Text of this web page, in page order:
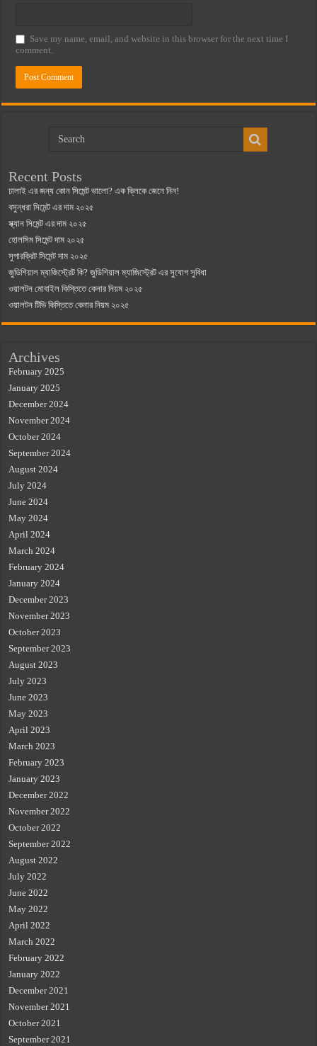
Save my name, email, and website in this browser for the next time I
comment.
Recent Posts
ঢালাই এর জন্য কোন সিমেন্ট ভালো? এক ক্লিকে জেনে নিন!
বসুন্ধরা সিমেন্ট এর দাম ২০২৫
স্ক্যান সিমেন্ট এর দাম ২০২৫
হোলসিম সিমেন্ট দাম ২০২৫
সুপারক্রিট সিমেন্ট দাম ২০২৫
জুডিশিয়াল ম্যাজিস্ট্রেট কি? জুডিশিয়াল ম্যাজিস্ট্রেট এর সুযোগ সুবিধা
ওয়ালটন মোবাইল কিস্তিতে কেনার নিয়ম ২০২৫
ওয়ালটন টিভি কিস্তিতে কেনার নিয়ম ২০২৫
Archives
February 2025
January 2025
December 2024
November 2024
October 2024
September 2024
August 2024
July 2024
June 2024
May 2024
April 2024
March 2024
February 2024
January 2024
December 2023
November 2023
October 2023
September 2023
August 2023
July 2023
June 2023
May 2023
April 2023
March 2023
February 2023
January 2023
December 2022
November 2022
October 2022
September 2022
August 2022
July 2022
June 2022
May 2022
April 2022
March 2022
February 2022
January 2022
December 2021
November 2021
October 2021
September 2021